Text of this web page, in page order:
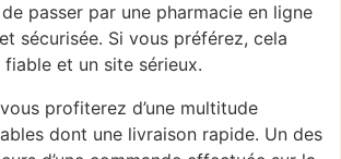
passer par une pharmacie en ligne
sécurisée. Si vous préférez, cela
et un site sérieux.
profiterez d’une multitude
dont une livraison rapide. Un des